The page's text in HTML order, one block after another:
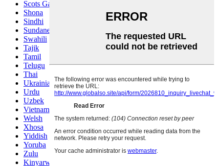
Scots Gaelic
Shona
Sindhi
Sundanese
Swahili
Tajik
Tamil
Telugu
Thai
Ukrainian
Urdu
Uzbek
Vietnamese
Welsh
Xhosa
Yiddish
Yoruba
Zulu
Kinyarwanda